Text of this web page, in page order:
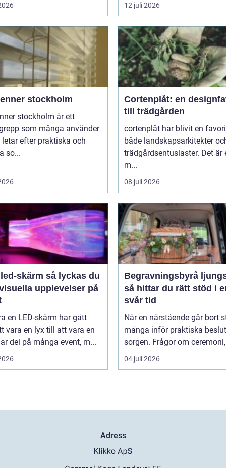
12 juli 2026
stockholm
stockholm är ett
som många använder
letar efter praktiska och
so...
Cortenplåt: en
till trädgården
cortenplåt har blivit en
både landskapsarkitekter
trädgårdsentusiaster. Det är
m...
08 juli 2026
så lyckas du
upplevelser på
en LED-skärm har gått
vara en lyx till att vara en
del på många event, m...
Begravningsbyrå
så hittar du rätt stöd i
svår tid
När en närstående går bort
många inför praktiska
sorgen. Frågor om
04 juli 2026
Adress